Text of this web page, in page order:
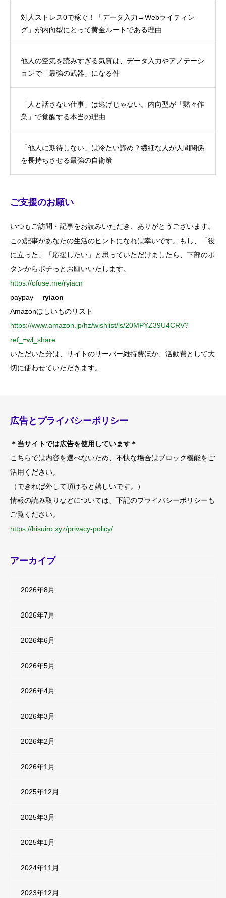
対人ストレス0で稼ぐ！「データ入力→Webライティン
グ」が内向型にとって黄金ルートである理由
他人の空気を読みすぎる気質は、データ入力やアノテーシ
ョンで「最強の武器」になる件
「人と話さない仕事」は逃げじゃない。内向型が「黙々作
業」で覚醒する本当の理由
「他人に期待しない」は冷たい諦め？繊細な人が人間関係
を長持ちさせる最強の自衛策
ご支援のお願い
いつもご訪問・記事をお読みいただき、ありがとうございます。
この記事があなたの生活のヒントになれば幸いです。もし、「役
に立った」「応援したい」と思っていただけましたら、下部のボ
タンからポチっとお願いいたします。
https://ofuse.me/ryiacn
paypay ryiacn
Amazonほしいものリスト
https://www.amazon.jp/hz/wishlist/ls/20MPYZ39U4CRV?
ref_=wl_share
いただいた分は、サイトのサーバー維持費ほか、活動費として大
切に使わせていただきます。
広告とプライバシーポリシー
＊当サイトでは広告を使用しています＊
こちらでは内容を選べないため、不快な場合はブロック機能をご
活用ください。
（できれば外して頂けると嬉しいです。）
情報の読み取りなどについては、下記のプライバシーポリシーも
ご覧ください。
https://hisuiro.xyz/privacy-policy/
アーカイブ
2026年8月
2026年7月
2026年6月
2026年5月
2026年4月
2026年3月
2026年2月
2026年1月
2025年12月
2025年3月
2025年1月
2024年11月
2023年12月